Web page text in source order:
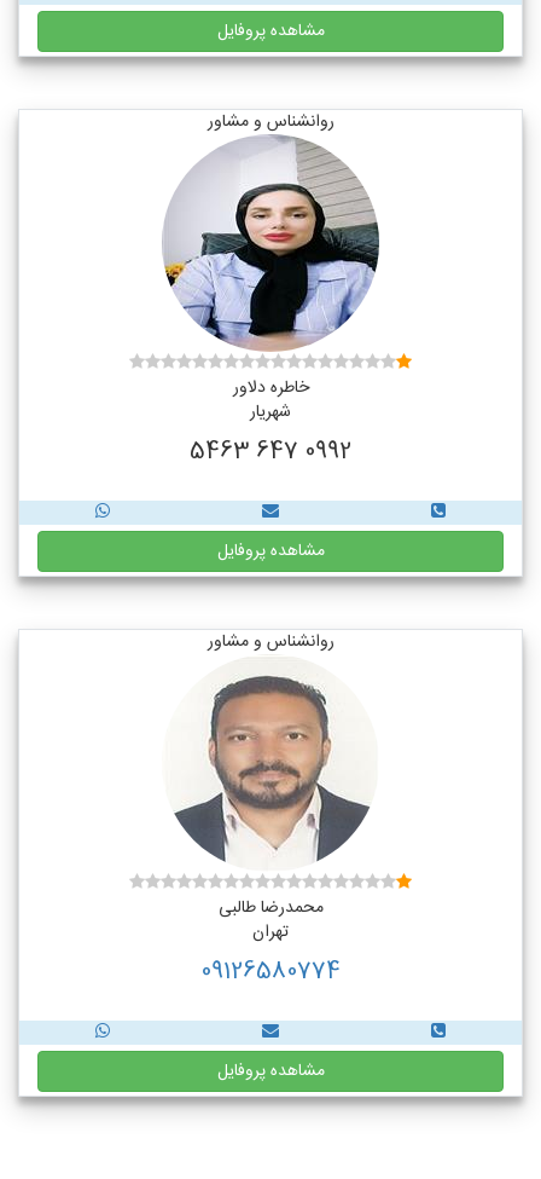
مشاهده پروفایل
روانشناس و مشاور
خاطره دلاور
شهریار
0992 647 5463
مشاهده پروفایل
روانشناس و مشاور
محمدرضا طالبی
تهران
09126580774
مشاهده پروفایل